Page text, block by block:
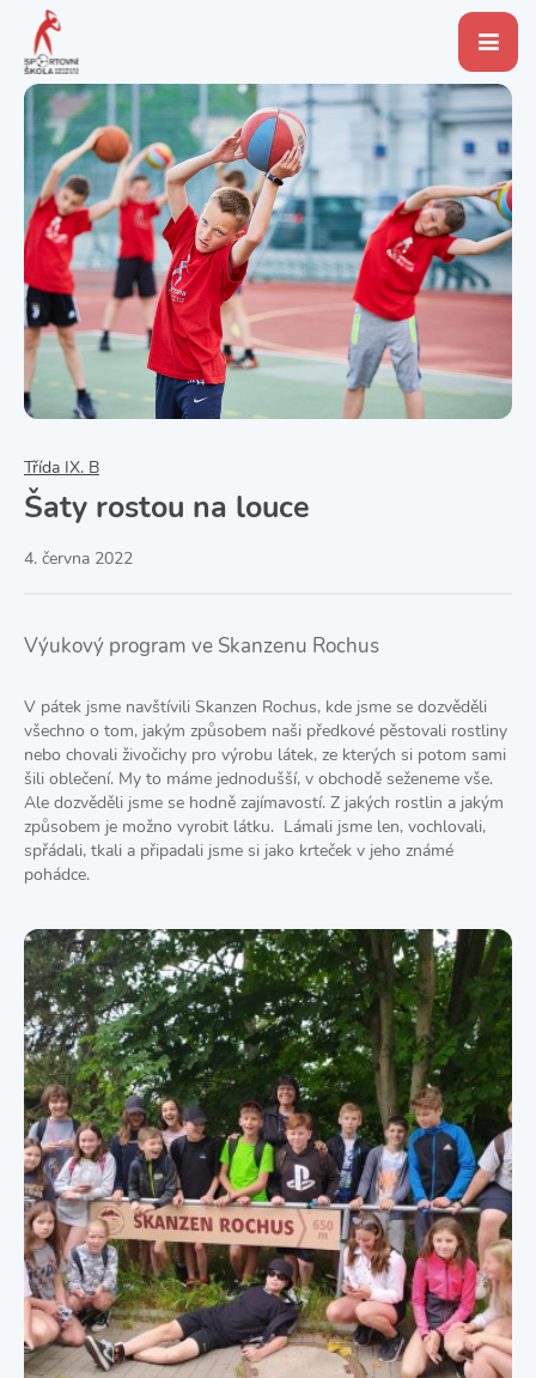
Třída IX. B
Šaty rostou na louce
4. června 2022
Výukový program ve Skanzenu Rochus
V pátek jsme navštívili Skanzen Rochus, kde jsme se dozvěděli
všechno o tom, jakým způsobem naši předkové pěstovali rostliny
nebo chovali živočichy pro výrobu látek, ze kterých si potom sami
šili oblečení. My to máme jednodušší, v obchodě seženeme vše.
Ale dozvěděli jsme se hodně zajímavostí. Z jakých rostlin a jakým
způsobem je možno vyrobit látku. Lámali jsme len, vochlovali,
spřádali, tkali a připadali jsme si jako krteček v jeho známé
pohádce.